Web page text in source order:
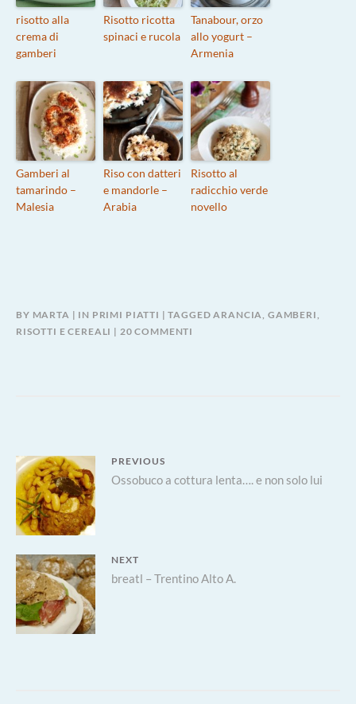
risotto alla
crema di
gamberi
Risotto ricotta
spinaci e rucola
Tanabour, orzo
allo yogurt –
Armenia
Gamberi al
tamarindo –
Malesia
Riso con datteri
e mandorle –
Arabia
Risotto al
radicchio verde
novello
BY MARTA IN PRIMI PIATTI TAGGEDARANCIA, GAMBERI,
RISOTTI E CEREALI
20 COMMENTI
Navigazione
articoli
PREVIOUS
Previous
post:
Ossobuco a cottura lenta…. e non solo lui
NEXT
Next
post:
breatl – Trentino Alto A.